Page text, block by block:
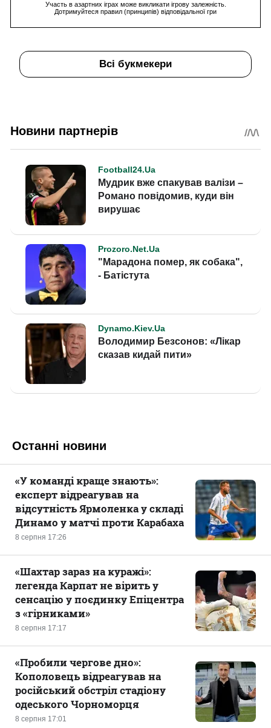
Участь в азартних іграх може викликати ігрову залежність.
Дотримуйтеся правил (принципів) відповідальної гри
Всі букмекери
Останні новини
8 серпня 17:26
«У команді краще знають»:
експерт відреагував на
відсутність Ярмоленка у складі
Динамо у матчі проти Карабаха
8 серпня 17:17
«Шахтар зараз на куражі»:
легенда Карпат не вірить у
сенсацію у поєдинку Епіцентра
з «гірниками»
8 серпня 17:01
«Пробили чергове дно»:
Кополовець відреагував на
російський обстріл стадіону
одеського Чорноморця